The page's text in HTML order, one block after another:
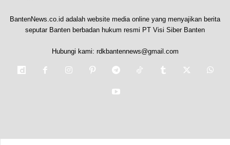
BantenNews.co.id adalah website media online yang menyajikan berita
seputar Banten berbadan hukum resmi PT Visi Siber Banten
Hubungi kami: rdkbantennews@gmail.com